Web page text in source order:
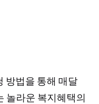
방법을 통해 매달
놀라운 복지혜택의